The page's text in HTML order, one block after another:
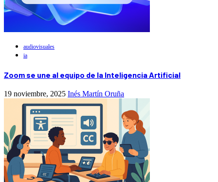
audiovisuales
ia
Zoom se une al equipo de la Inteligencia Artificial
19 noviembre, 2025 Inés Martín Oruña